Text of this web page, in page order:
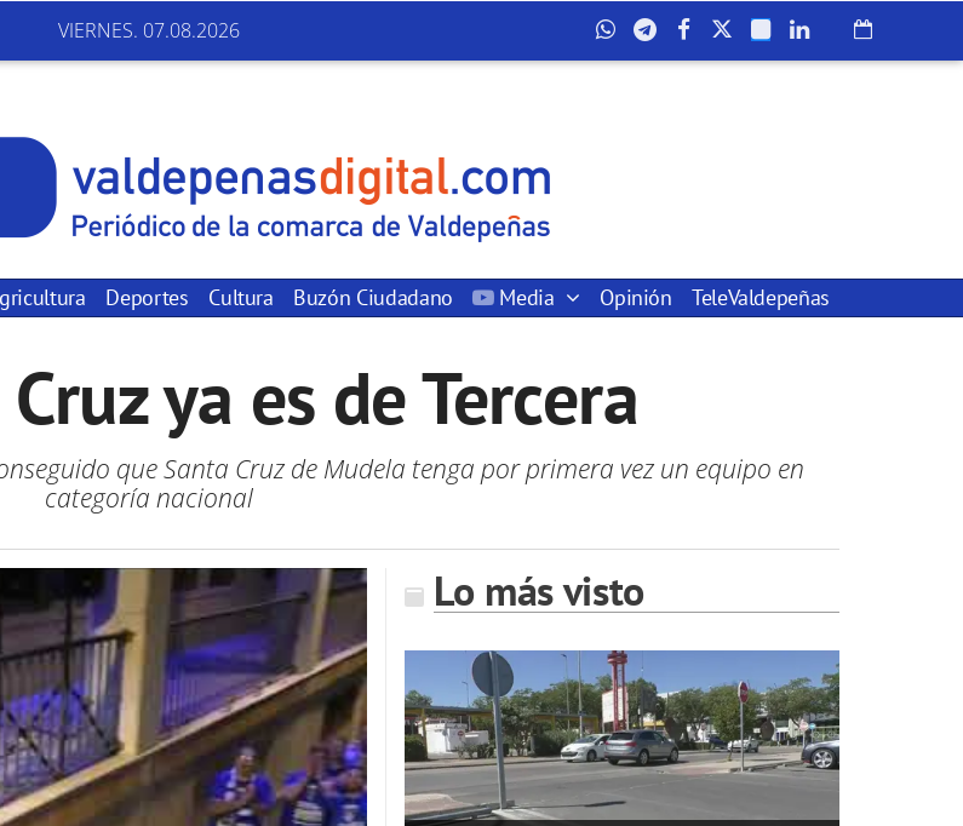
VIERNES. 07.08.2026
Deportes Cultura Buzón Ciudadano Media Opinión TeleValdepeñas
ya es de Tercera
que Santa Cruz de Mudela tenga por primera vez un equipo en
categoría nacional
Lo más visto